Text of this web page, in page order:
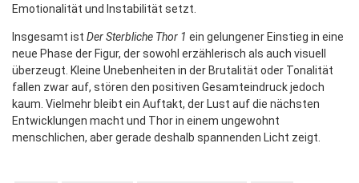
Emotionalität und Instabilität setzt.
Insgesamt ist Der Sterbliche Thor 1 ein gelungener Einstieg in eine
neue Phase der Figur, der sowohl erzählerisch als auch visuell
überzeugt. Kleine Unebenheiten in der Brutalität oder Tonalität
fallen zwar auf, stören den positiven Gesamteindruck jedoch
kaum. Vielmehr bleibt ein Auftakt, der Lust auf die nächsten
Entwicklungen macht und Thor in einem ungewohnt
menschlichen, aber gerade deshalb spannenden Licht zeigt.